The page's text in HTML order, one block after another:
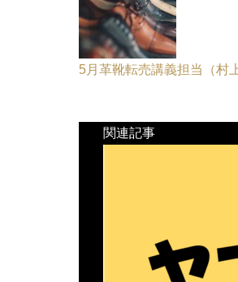
5月革靴転売講義担当（村上
関連記事